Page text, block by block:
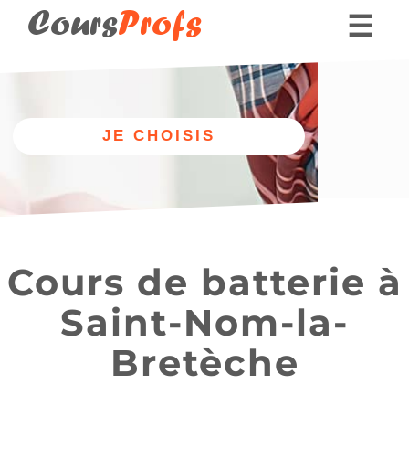
CoursProfs
Nos professeurs
Donner des cours
☰
Cours de batterie à
Saint-Nom-la-
Bretèche